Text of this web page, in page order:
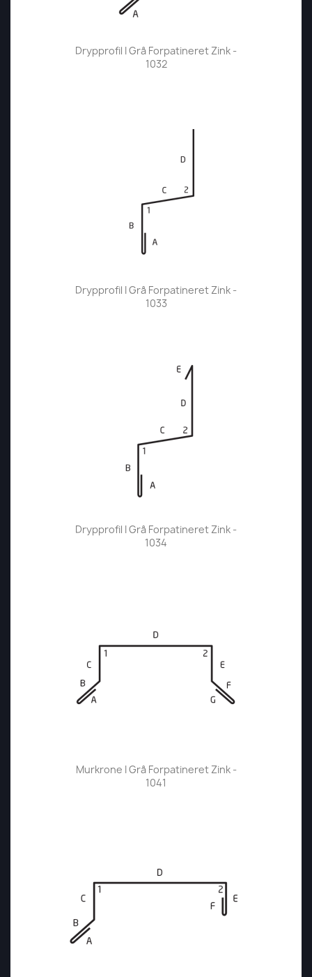
Drypprofil I Grå Forpatineret Zink -
1032
Drypprofil I Grå Forpatineret Zink -
1033
Drypprofil I Grå Forpatineret Zink -
1034
Murkrone I Grå Forpatineret Zink -
1041